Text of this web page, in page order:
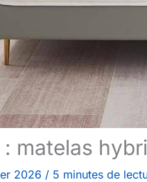
matelas
2026 / 5 minutes de